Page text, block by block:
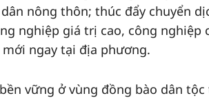
nông thôn; thúc đẩy chuyển
nghiệp giá trị cao, công nghiệp
ngay tại địa phương.
vững ở vùng đồng bào dân tộc